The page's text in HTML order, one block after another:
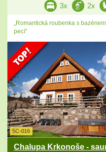
3x 2x
„Romantická roubenka s
pecí“
5C-016
Chalupa Krkonoše -